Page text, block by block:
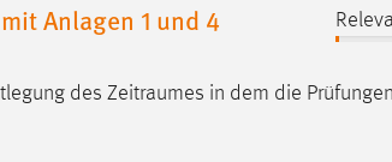
Anlagen 1 und 4
des Zeitraumes in dem die Prüfungen